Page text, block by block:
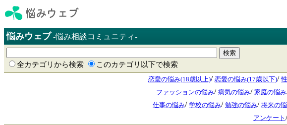
悩みウェブ -悩み相談コミュニティ-
全カテゴリから検索 このカテゴリ以下で検索
恋愛の悩み(18歳以上)/ 恋愛の悩み(17歳以下)/
ファッションの悩み/ 病気の悩み/ 家庭の悩み
仕事の悩み/ 学校の悩み/ 勉強の悩み/ 将来の
アンケート